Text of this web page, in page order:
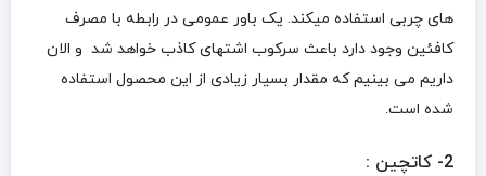
های چربی استفاده میکند. یک باور عمومی در رابطه با مصرف
کافئین وجود دارد باعث سرکوب اشتهای کاذب خواهد شد و الان
داریم می بینیم که مقدار بسیار زیادی از این محصول استفاده
شده است.
2- کاتچین :